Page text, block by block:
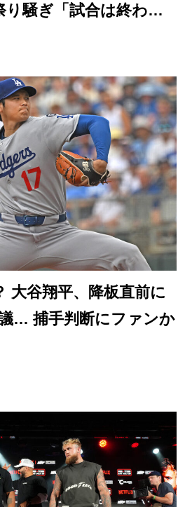
騒ぎ「試合は終わっ
ない」
大谷翔平、降板直前に
… 捕手判断にファンか